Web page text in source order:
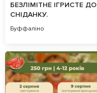
БЕЗЛІМІТНЕ ІГРИСТЕ ДО
СНІДАНКУ.
Буффаліно